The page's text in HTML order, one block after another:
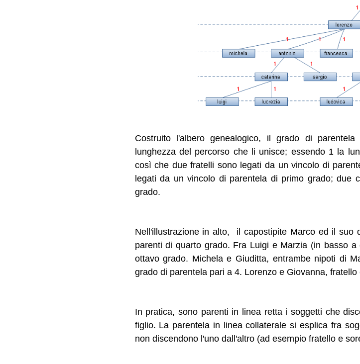
Costruito l'albero genealogico, il grado di
lunghezza del percorso che li unisce; essendo 1 la
così che due fratelli sono legati da un vincolo di
legati da un vincolo di parentela di primo grado; due
grado.
Nell'illustrazione in alto, il capostipite Marco ed il suo
parenti di quarto grado. Fra Luigi e Marzia (in basso
ottavo grado. Michela e Giuditta, entrambe nipoti di
grado di parentela pari a 4. Lorenzo e Giovanna,
In pratica, sono parenti in linea retta i soggetti che
figlio. La parentela in linea collaterale si esplica fra
non discendono l'uno dall'altro (ad esempio fratello e